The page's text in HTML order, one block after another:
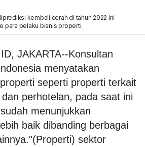
kembali cerah di tahun 2022 ini
para pelaku bisnis properti.
JAKARTA--Konsultan
menyatakan
seperti properti terkait
perhotelan, pada saat ini
menunjukkan
baik dibanding berbagai
sektor